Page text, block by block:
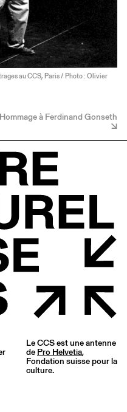
au CCS, Paris / Photo : Olivier
Hommage à Ferdinand Gonseth
Le CCS est une antenne
de Pro Helvetia,
Fondation suisse pour la
culture.